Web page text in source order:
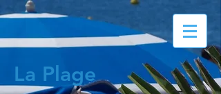
La Plage